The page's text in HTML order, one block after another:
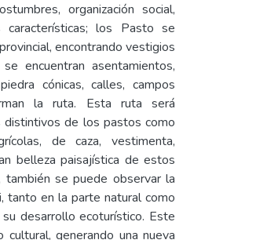
organización social,
características; los Pasto se
encontrando vestigios
encuentran asentamientos,
cónicas, calles, campos
la ruta. Esta ruta será
de los pastos como
de caza, vestimenta,
belleza paisajística de estos
se puede observar la
tanto en la parte natural como
desarrollo ecoturístico. Este
generando una nueva